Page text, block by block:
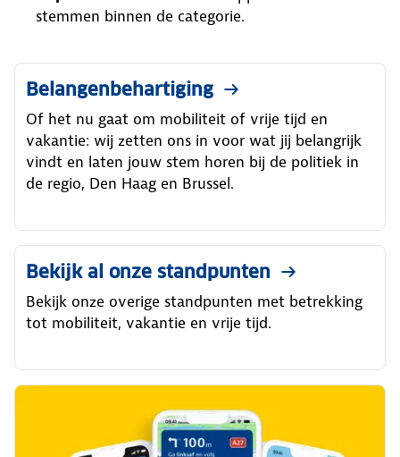
stemmen binnen de categorie.
Belangenbehartiging
Of het nu gaat om mobiliteit of vrije tijd en
vakantie: wij zetten ons in voor wat jij belangrijk
vindt en laten jouw stem horen bij de politiek in
de regio, Den Haag en Brussel.
Bekijk al onze standpunten
Bekijk onze overige standpunten met betrekking
tot mobiliteit, vakantie en vrije tijd.